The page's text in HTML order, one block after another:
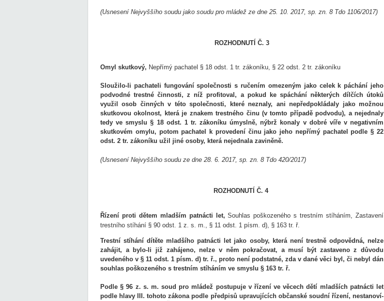
(Usnesení Nejvyššího soudu jako soudu pro mládež ze dne 25. 10. 2017, sp. zn. 8 Tdo 1106/2017)
ROZHODNUTÍ Č. 3
Omyl skutkový, Nepřímý pachatel § 18 odst. 1 tr. zákoníku, § 22 odst. 2 tr. zákoníku
Sloužilo-li pachateli fungování společnosti s ručením omezeným jako celek k páchání jeho
podvodné trestné činnosti, z níž profitoval, a pokud ke spáchání některých dílčích útoků
využil osob činných v této společnosti, které neznaly, ani nepředpokládaly jako možnou
skutkovou okolnost, která je znakem trestného činu (v tomto případě podvodu), a nejednaly
tedy ve smyslu § 18 odst. 1 tr. zákoníku úmyslně, nýbrž konaly v dobré víře v negativním
skutkovém omylu, potom pachatel k provedení činu jako jeho nepřímý pachatel podle § 22
odst. 2 tr. zákoníku užil jiné osoby, která nejednala zaviněně.
(Usnesení Nejvyššího soudu ze dne 28. 6. 2017, sp. zn. 8 Tdo 420/2017)
ROZHODNUTÍ Č. 4
Řízení proti dětem mladším patnácti let,Souhlas poškozeného s trestním stíháním, Zastavení
trestního stíhání § 90 odst. 1 z. s. m., § 11 odst. 1 písm. d), § 163 tr. ř.
Trestní stíhání dítěte mladšího patnácti let jako osoby, která není trestně odpovědná, nelze
zahájit, a bylo-li již zahájeno, nelze v něm pokračovat, a musí být zastaveno z důvodu
uvedeného v § 11 odst. 1 písm. d) tr. ř., proto není podstatné, zda v dané věci byl, či nebyl dán
souhlas poškozeného s trestním stíháním ve smyslu § 163 tr. ř.
Podle § 96 z. s. m. soud pro mládež postupuje v řízení ve věcech dětí mladších patnácti let
podle hlavy III. tohoto zákona podle předpisů upravujících občanské soudní řízení, nestanoví-